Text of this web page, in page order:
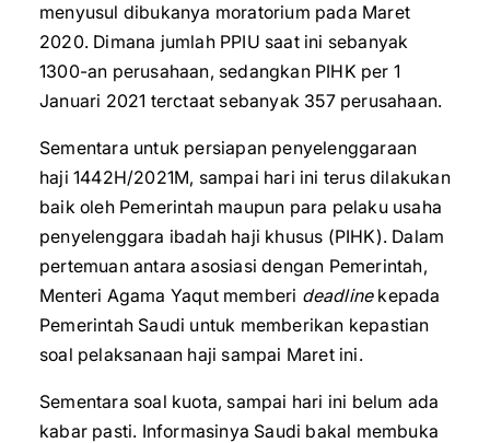
menyusul dibukanya moratorium pada Maret
2020. Dimana jumlah PPIU saat ini sebanyak
1300-an perusahaan, sedangkan PIHK per 1
Januari 2021 terctaat sebanyak 357 perusahaan.
Sementara untuk persiapan penyelenggaraan
haji 1442H/2021M, sampai hari ini terus dilakukan
baik oleh Pemerintah maupun para pelaku usaha
penyelenggara ibadah haji khusus (PIHK). Dalam
pertemuan antara asosiasi dengan Pemerintah,
Menteri Agama Yaqut memberi deadlinekepada
Pemerintah Saudi untuk memberikan kepastian
soal pelaksanaan haji sampai Maret ini.
Sementara soal kuota, sampai hari ini belum ada
kabar pasti. Informasinya Saudi bakal membuka